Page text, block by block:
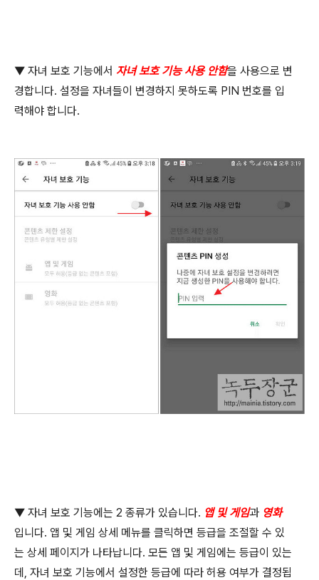
▼ 자녀 보호 기능에서 자녀 보호 기능 사용 안함을 사용으로 변
경합니다. 설정을 자녀들이 변경하지 못하도록 PIN 번호를 입
력해야 합니다.
▼ 자녀 보호 기능에는 2 종류가 있습니다. 앱 및 게임과 영화
입니다. 앱 및 게임 상세 메뉴를 클릭하면 등급을 조절할 수 있
는 상세 페이지가 나타납니다. 모든 앱 및 게임에는 등급이 있는
데 , 자녀 보호 기능에서 설정한 등급에 따라 허용 여부가 결정됩